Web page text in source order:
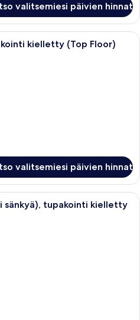
valitsemiesi päivien hinnat
Hotellihuone, jossa on sänky,
kielletty (Top Floor)
valitsemiesi päivien hinnat
Hotellihuone, jossa on kaksi
sänkyä), tupakointi kielletty